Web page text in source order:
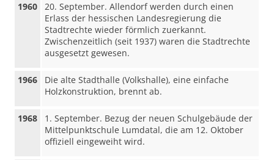
1960
20. September. Allendorf werden durch einen
Erlass der hessischen Landesregierung die
Stadtrechte wieder förmlich zuerkannt.
Zwischenzeitlich (seit 1937) waren die Stadtrechte
ausgesetzt gewesen.
1966
Die alte Stadthalle (Volkshalle), eine einfache
Holzkonstruktion, brennt ab.
1968
1. September. Bezug der neuen Schulgebäude der
Mittelpunktschule Lumdatal, die am 12. Oktober
offiziell eingeweiht wird.